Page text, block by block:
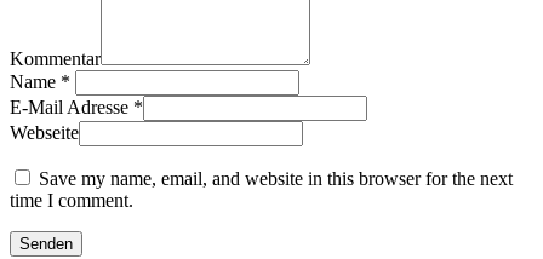
Kommentar
Name *
E-Mail Adresse *
Webseite
Save my name, email, and website in this browser for the next
time I comment.